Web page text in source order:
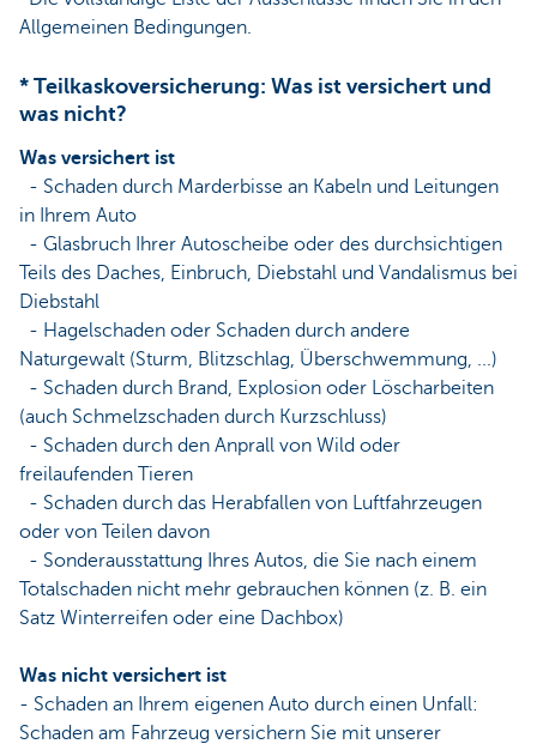
Allgemeinen Bedingungen.
* Teilkaskoversicherung: Was ist versichert und
was nicht?
Was versichert ist
- Schaden durch Marderbisse an Kabeln und Leitungen
in Ihrem Auto
- Glasbruch Ihrer Autoscheibe oder des durchsichtigen
Teils des Daches, Einbruch, Diebstahl und Vandalismus bei
Diebstahl
- Hagelschaden oder Schaden durch andere
Naturgewalt (Sturm, Blitzschlag, Überschwemmung, ...)
- Schaden durch Brand, Explosion oder Löscharbeiten
(auch Schmelzschaden durch Kurzschluss)
- Schaden durch den Anprall von Wild oder
freilaufenden Tieren
- Schaden durch das Herabfallen von Luftfahrzeugen
oder von Teilen davon
- Sonderausstattung Ihres Autos, die Sie nach einem
Totalschaden nicht mehr gebrauchen können (z. B. ein
Satz Winterreifen oder eine Dachbox)
Was nicht versichert ist
- Schaden an Ihrem eigenen Auto durch einen Unfall:
Schaden am Fahrzeug versichern Sie mit unserer